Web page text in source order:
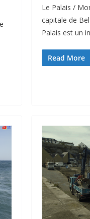
Le Palais /
capitale de
Palais est un
Read More